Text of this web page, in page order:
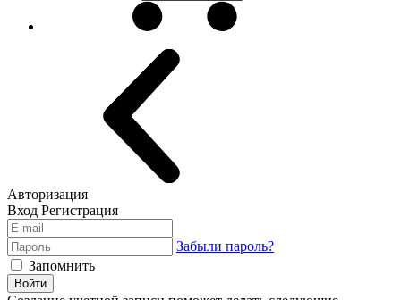
Авторизация
Вход Регистрация
Забыли пароль?
Запомнить
Войти